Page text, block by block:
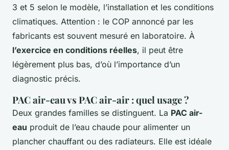
3 et 5 selon le modèle, l’installation et les conditions
climatiques. Attention : le COP annoncé par les
fabricants est souvent mesuré en laboratoire. À
l’exercice en conditions réelles, il peut être
légèrement plus bas, d’où l’importance d’un
diagnostic précis.
PAC air-eau vs PAC air-air : quel usage ?
Deux grandes familles se distinguent. La PAC air-
eau produit de l’eau chaude pour alimenter un
plancher chauffant ou des radiateurs. Elle est idéale